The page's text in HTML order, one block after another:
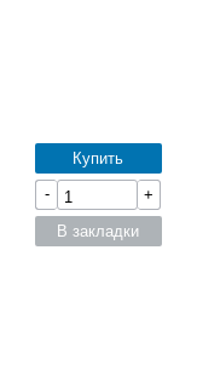
Купить
-
+
В закладки